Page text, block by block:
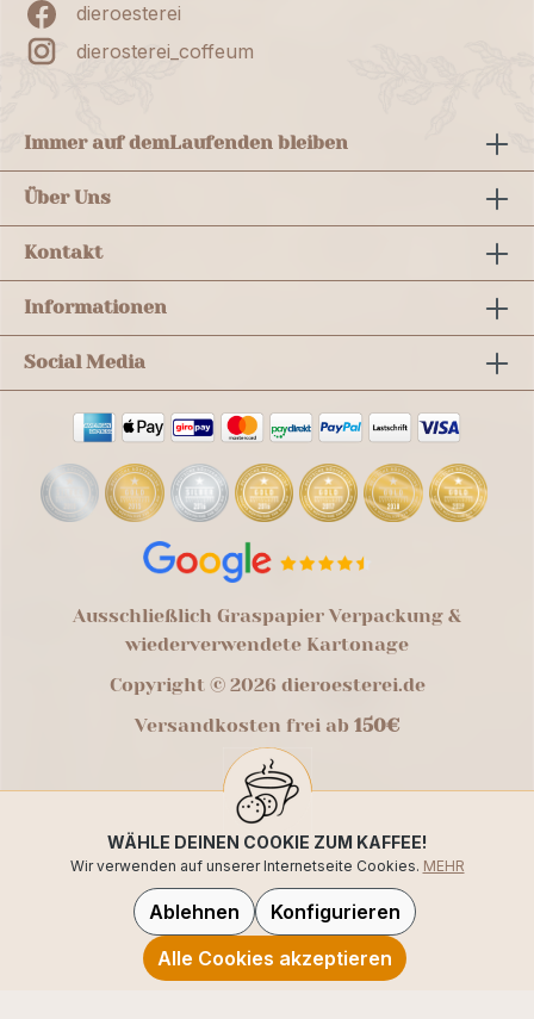
dieroesterei
dierosterei_coffeum
Immer auf demLaufenden bleiben
Über Uns
Kontakt
Informationen
Social Media
Ausschließlich Graspapier Verpackung &
wiederverwendete Kartonage
Copyright © 2026 dieroesterei.de
Versandkosten frei ab 150€
WÄHLE DEINEN COOKIE ZUM KAFFEE!
Wir verwenden auf unserer Internetseite Cookies. MEHR
Ablehnen
Konfigurieren
Alle Cookies akzeptieren